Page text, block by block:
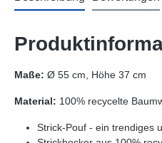
Maße: Ø 55 cm, Höhe 37 cm
Material: 100% recycelte
Strick-Pouf - ein trendiges